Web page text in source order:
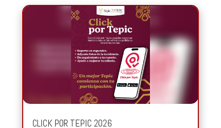
CLICK POR TEPIC 2026